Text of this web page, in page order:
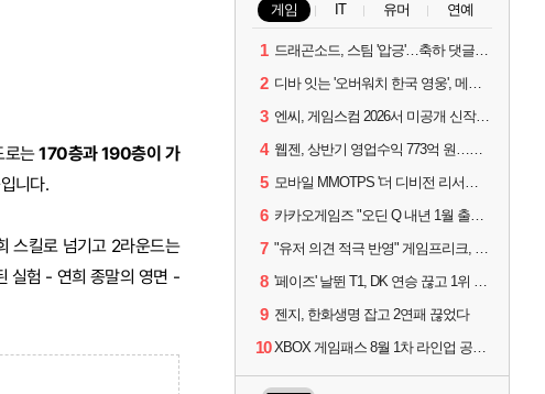
로는170층과 190층이 가
니다.
스킬로 넘기고 2라운드는
실험 - 연희 종말의 영면 -
게임 IT 유머 연예
1 드래곤소드, 스팀 '압긍'…축하 댓글 달고 게임 코드 받자!
2 디바 잇는 '오버워치 한국 영웅', 메카 파일럿 디몬 나온다
3 엔씨, 게임스컴 2026서 미공개 신작 최초 공개
4 웹젠, 상반기 영업수익 773억 원…순이익 89% 증가
5 모바일 MMOTPS '더 디비전 리서전스', 6일 스팀에도 출시
6 카카오게임즈 "오딘 Q 내년 1월 출시, 연기는 없다"
7 "유저 의견 적극 반영" 게임프리크, 비스트 오브 리인카네이션 개선 나선다
8 '페이즈' 날뛴 T1, DK 연승 끊고 1위 지켜
9 젠지, 한화생명 잡고 2연패 끊었다
10 XBOX 게임패스 8월 1차 라인업 공개... '비스트 오브 리인카네이션' 즉시 합류